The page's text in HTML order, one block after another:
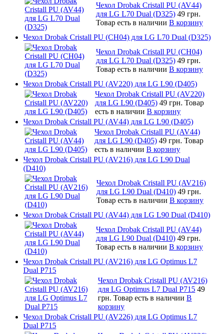
Чехол Drobak Cristall PU (AV44)
для LG L70 Dual (D325) 49 грн.
Товар есть в наличии В корзину
Чехол Drobak Cristall PU (CH04) для LG L70 Dual (D325)
Чехол Drobak Cristall PU (CH04)
для LG L70 Dual (D325) 49 грн.
Товар есть в наличии В корзину
Чехол Drobak Cristall PU (AV220) для LG L90 (D405)
Чехол Drobak Cristall PU (AV220)
для LG L90 (D405) 49 грн. Товар
есть в наличии В корзину
Чехол Drobak Cristall PU (AV44) для LG L90 (D405)
Чехол Drobak Cristall PU (AV44)
для LG L90 (D405) 49 грн. Товар
есть в наличии В корзину
Чехол Drobak Cristall PU (AV216) для LG L90 Dual
(D410)
Чехол Drobak Cristall PU (AV216)
для LG L90 Dual (D410) 49 грн.
Товар есть в наличии В корзину
Чехол Drobak Cristall PU (AV44) для LG L90 Dual (D410)
Чехол Drobak Cristall PU (AV44)
для LG L90 Dual (D410) 49 грн.
Товар есть в наличии В корзину
Чехол Drobak Cristall PU (AV216) для LG Optimus L7
Dual P715
Чехол Drobak Cristall PU (AV216)
для LG Optimus L7 Dual P715 49
грн. Товар есть в наличии В
корзину
Чехол Drobak Cristall PU (AV226) для LG Optimus L7
Dual P715